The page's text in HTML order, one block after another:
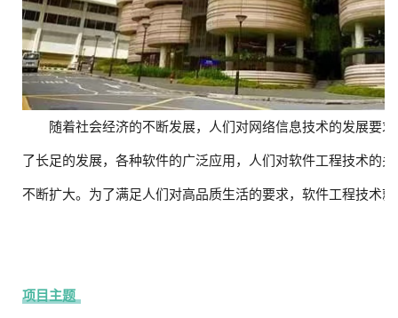
随着社会经济的不断发展，人们对网络信息技术的发展要
了长足的发展，各种软件的广泛应用，人们对软件工程技术的
不断扩大。为了满足人们对高品质生活的要求，软件工程技术
项目主题